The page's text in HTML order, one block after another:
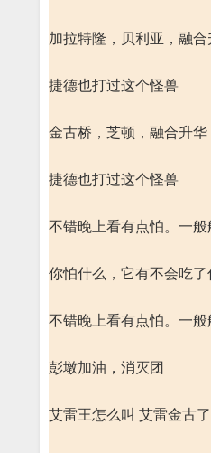
加拉特隆，贝利亚，融
捷德也打过这个怪兽
金古桥，芝顿，融合升
捷德也打过这个怪兽
不错晚上看有点怕。一般
你怕什么，它有不会吃了
不错晚上看有点怕。一般
彭墩加油，消灭团
艾雷王怎么叫 艾雷金古了